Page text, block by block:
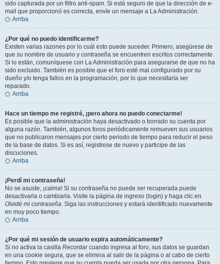
sido capturada por un filtro anti-spam. Si está seguro de que la dirección de e-
mail que proporcionó es correcta, envíe un mensaje a La Administración.
Arriba
¿Por qué no puedo identificarme?
Existen varias razones por lo cuál esto puede suceder. Primero, asegúrese de
que su nombre de usuario y contraseña se encuentren escritos correctamente.
Si lo están, comuníquese con La Administración para asegurarse de que no ha
sido excluido. También es posible que el foro esté mal configurado por su
dueño y/o tenga fallos en la programación, por lo que necesitaría ser
reparado.
Arriba
Hace un tiempo me registré, ¡pero ahora no puedo conectarme!
Es posible que la administración haya desactivado o borrado su cuenta por
alguna razón. También, algunos foros periódicamente remueven sus usuarios
que no publicaron mensajes por cierto periodo de tiempo para reducir el peso
de la base de datos. Si es así, registrese de nuevo y participe de las
discuciones.
Arriba
¡Perdí mi contraseña!
No se asuste, ¡calma! Si su contraseña no puede ser recuperada puede
desactivarla o cambiarla. Visite la página de ingreso (login) y haga clic en
Olvidé mi contraseña. Siga las instrucciones y estará identificado nuevamente
en muy poco tiempo.
Arriba
¿Por qué mi sesión de usuario expira automáticamente?
Si no activa la casilla Recordarcuando ingresa al foro, sus datos se guardan
en una cookie segura, que se elimina al salir de la página o al cabo de cierto